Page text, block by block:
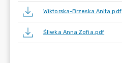
Wiktorska-Brzeska Anita.pdf
Śliwka Anna Zofia.pdf